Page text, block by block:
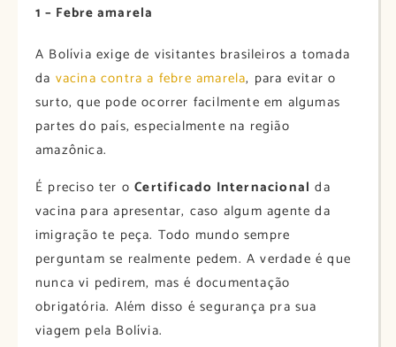
1 – Febre amarela
A Bolívia exige de visitantes brasileiros a tomada
da vacina contra a febre amarela, para evitar o
surto, que pode ocorrer facilmente em algumas
partes do país, especialmente na região
amazônica.
É preciso ter oCertificado Internacional da
vacina para apresentar, caso algum agente da
imigração te peça. Todo mundo sempre
perguntam se realmente pedem. A verdade é que
nunca vi pedirem, mas é documentação
obrigatória. Além disso é segurança pra sua
viagem pela Bolívia.